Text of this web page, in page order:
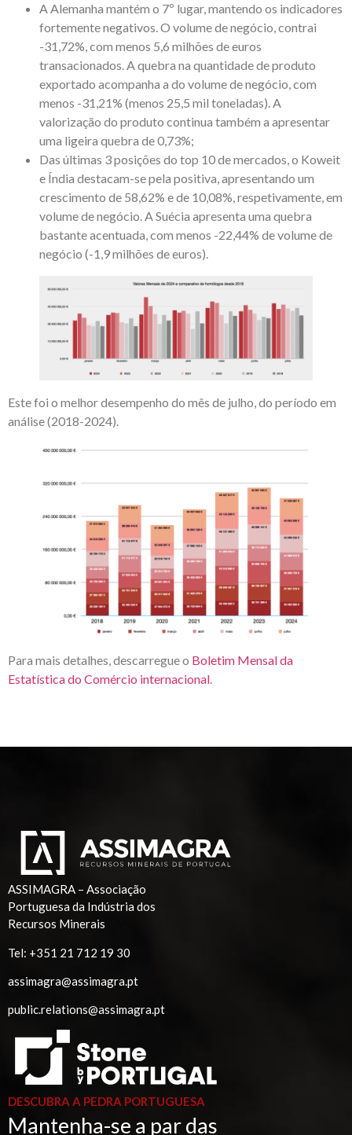
A Alemanha mantém o 7º lugar, mantendo os indicadores
fortemente negativos. O volume de negócio, contrai
-31,72%, com menos 5,6 milhões de euros
transacionados. A quebra na quantidade de produto
exportado acompanha a do volume de negócio, com
menos -31,21% (menos 25,5 mil toneladas). A
valorização do produto continua também a apresentar
uma ligeira quebra de 0,73%;
Das últimas 3 posições do top 10 de mercados, o Koweit
e Índia destacam-se pela positiva, apresentando um
crescimento de 58,62% e de 10,08%, respetivamente, em
volume de negócio. A Suécia apresenta uma quebra
bastante acentuada, com menos -22,44% de volume de
negócio (-1,9 milhões de euros).
Este foi o melhor desempenho do mês de julho, do período em
análise (2018-2024).
Para mais detalhes, descarregue o Boletim Mensal da
Estatística do Comércio internacional.
ASSIMAGRA – Associação
Portuguesa da Indústria dos
Recursos Minerais
Tel: +351 21 712 19 30
assimagra@assimagra.pt
public.relations@assimagra.pt
DESCUBRA A PEDRA PORTUGUESA
Mantenha-se a par das